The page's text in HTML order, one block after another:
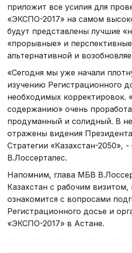
приложит все усилия для
«ЭКСПО-2017» на самом
будут представлены лучшие
«прорывные» и
альтернативной и
«Сегодня мы уже начали
изучению Регистрационного
необходимых корректировок.
содержанию» очень
продуманный и солидный. В
отражены видения
Стратегии «Казахстан-2050», -
В.Лоссерталес.
Напомним, глава МБВ
Казахстан с рабочим визитом,
ознакомится с вопросами
Регистрационного досье и
«ЭКСПО-2017» в Астане.